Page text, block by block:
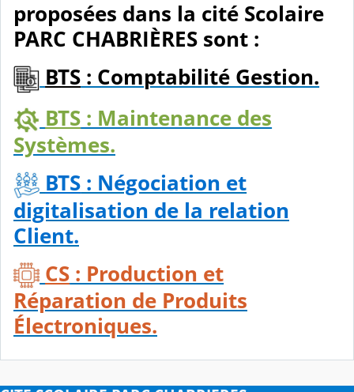
proposées dans la cité Scolaire
PARC CHABRIÈRES sont :
BTS : Comptabilité Gestion.
BTS : Maintenance des
Systèmes.
BTS : Négociation et
digitalisation de la relation
Client.
CS : Production et
Réparation de Produits
Électroniques.